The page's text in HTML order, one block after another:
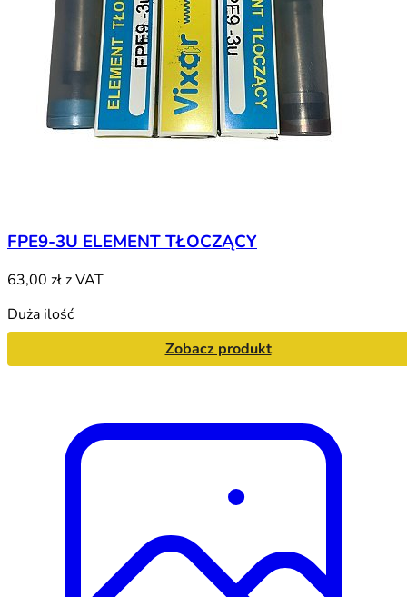
FPE9-3U ELEMENT TŁOCZĄCY
63,00 złz VAT
Duża ilość
Zobacz produkt